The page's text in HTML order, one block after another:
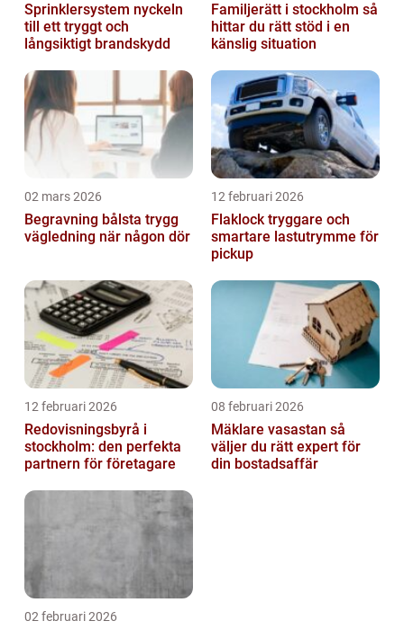
Sprinklersystem nyckeln
till ett tryggt och
långsiktigt brandskydd
Familjerätt i stockholm så
hittar du rätt stöd i en
känslig situation
02 mars 2026
Begravning bålsta trygg
vägledning när någon dör
12 februari 2026
Flaklock tryggare och
smartare lastutrymme för
pickup
12 februari 2026
Redovisningsbyrå i
stockholm: den perfekta
partnern för företagare
08 februari 2026
Mäklare vasastan så
väljer du rätt expert för
din bostadsaffär
02 februari 2026